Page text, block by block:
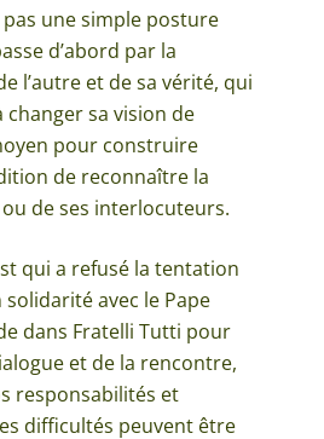
pas une simple posture
d’abord par la
l’autre et de sa vérité, qui
sa vision de
pour construire
de reconnaître la
de ses interlocuteurs.
qui a refusé la tentation
solidarité avec le Pape
dans Fratelli Tutti pour
et de la rencontre,
responsabilités et
difficultés peuvent être